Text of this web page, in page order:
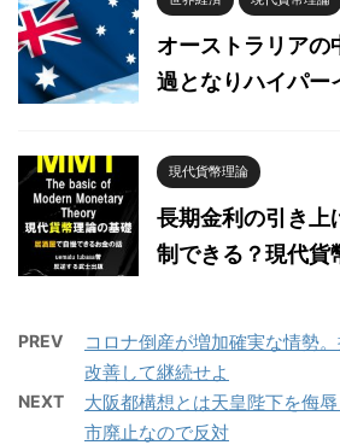
オーストラリアの
過となりハイパー
現代貨幣理論
長期金利の引き上
制できる？現代貨
PREV
コロナ倒産が増加確実な情勢
改善して継続せよ
NEXT
大阪都構想とは天皇陛下を侮
市廃止なので反対